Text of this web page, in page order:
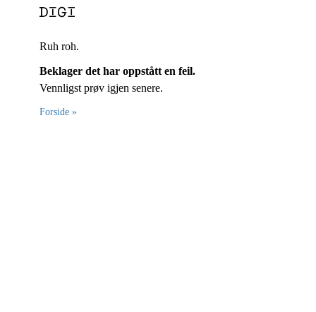
Ruh roh.
Beklager det har oppstått en feil.
Vennligst prøv igjen senere.
Forside »